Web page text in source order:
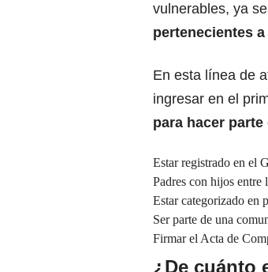
vulnerables, ya
pertenecientes
En esta línea de
ingresar en el
para hacer parte
Estar registrado en el
Padres con hijos entre
Estar categorizado en
Ser parte de una
Firmar el Acta de
¿De cuánto